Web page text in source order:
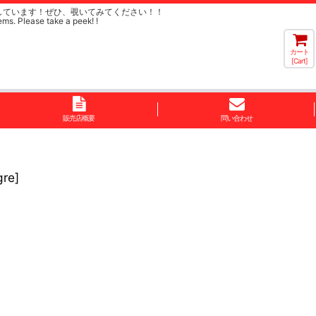
います！ぜひ、覗いてみてください！！
Please take a peek! !
カート
[Cart]
販売店概要 問い合わせ